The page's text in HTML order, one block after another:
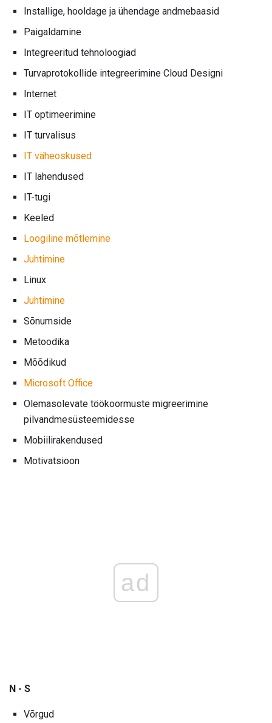
Installige, hooldage ja ühendage andmebaasid
Paigaldamine
Integreeritud tehnoloogiad
Turvaprotokollide integreerimine Cloud Designi
Internet
IT optimeerimine
IT turvalisus
IT väheoskused
IT lahendused
IT-tugi
Keeled
Loogiline mõtlemine
Juhtimine
Linux
Juhtimine
Sõnumside
Metoodika
Mõõdikud
Microsoft Office
Olemasolevate töökoormuste migreerimine
pilvandmesüsteemidesse
Mobiilirakendused
Motivatsioon
ad
N - S
Võrgud